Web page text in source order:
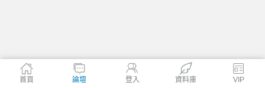
首頁 論壇 登入 資料庫 VIP